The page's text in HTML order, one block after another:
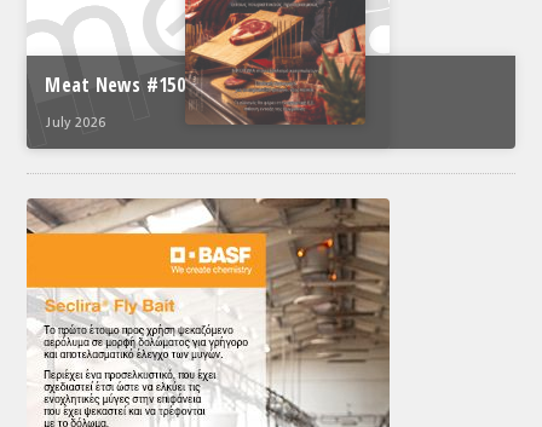
Meat News #150
July 2026